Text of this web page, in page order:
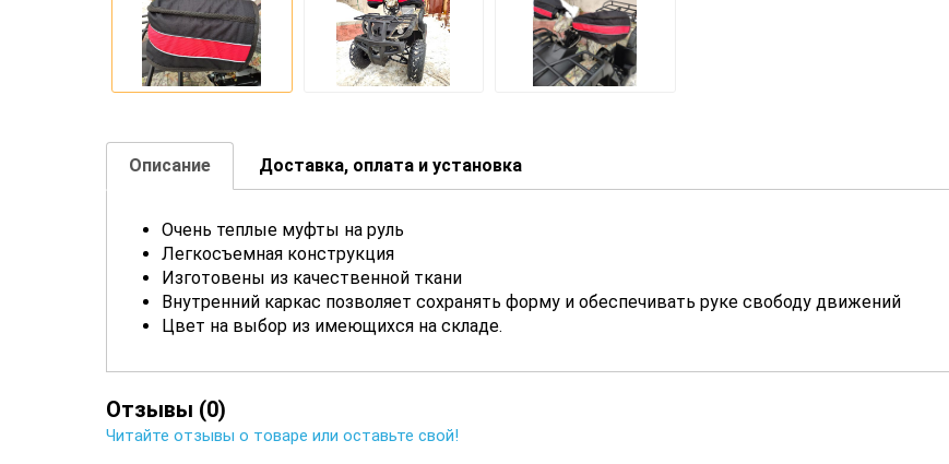
Описание Доставка, оплата и установка
Очень теплые муфты на руль
Легкосъемная конструкция
Изготовены из качественной ткани
Внутренний каркас позволяет сохранять форму и обеспечивать руке свободу движений
Цвет на выбор из имеющихся на складе.
Отзывы (0)
Читайте отзывы о товаре или оставьте свой!